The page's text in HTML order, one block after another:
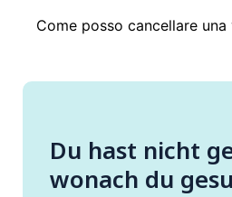
Come posso cancellare
Du hast nicht
wonach du